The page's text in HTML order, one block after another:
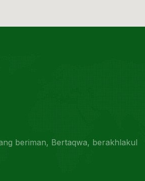
beriman, Bertaqwa, berakhlakul